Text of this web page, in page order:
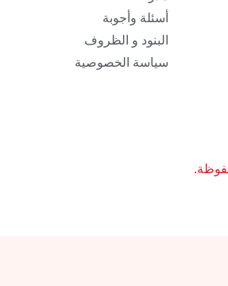
أسئلة وأجوبة
البنود و الظروف
سياسة الخصوصية